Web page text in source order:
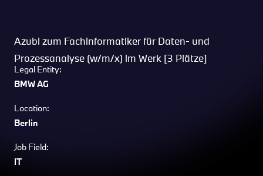
Azubi zum Fachinformatiker für Daten- und
Prozessanalyse (w/m/x) im Werk [3 Plätze]
Legal Entity:
BMW AG
Location:
Berlin
Job Field:
IT